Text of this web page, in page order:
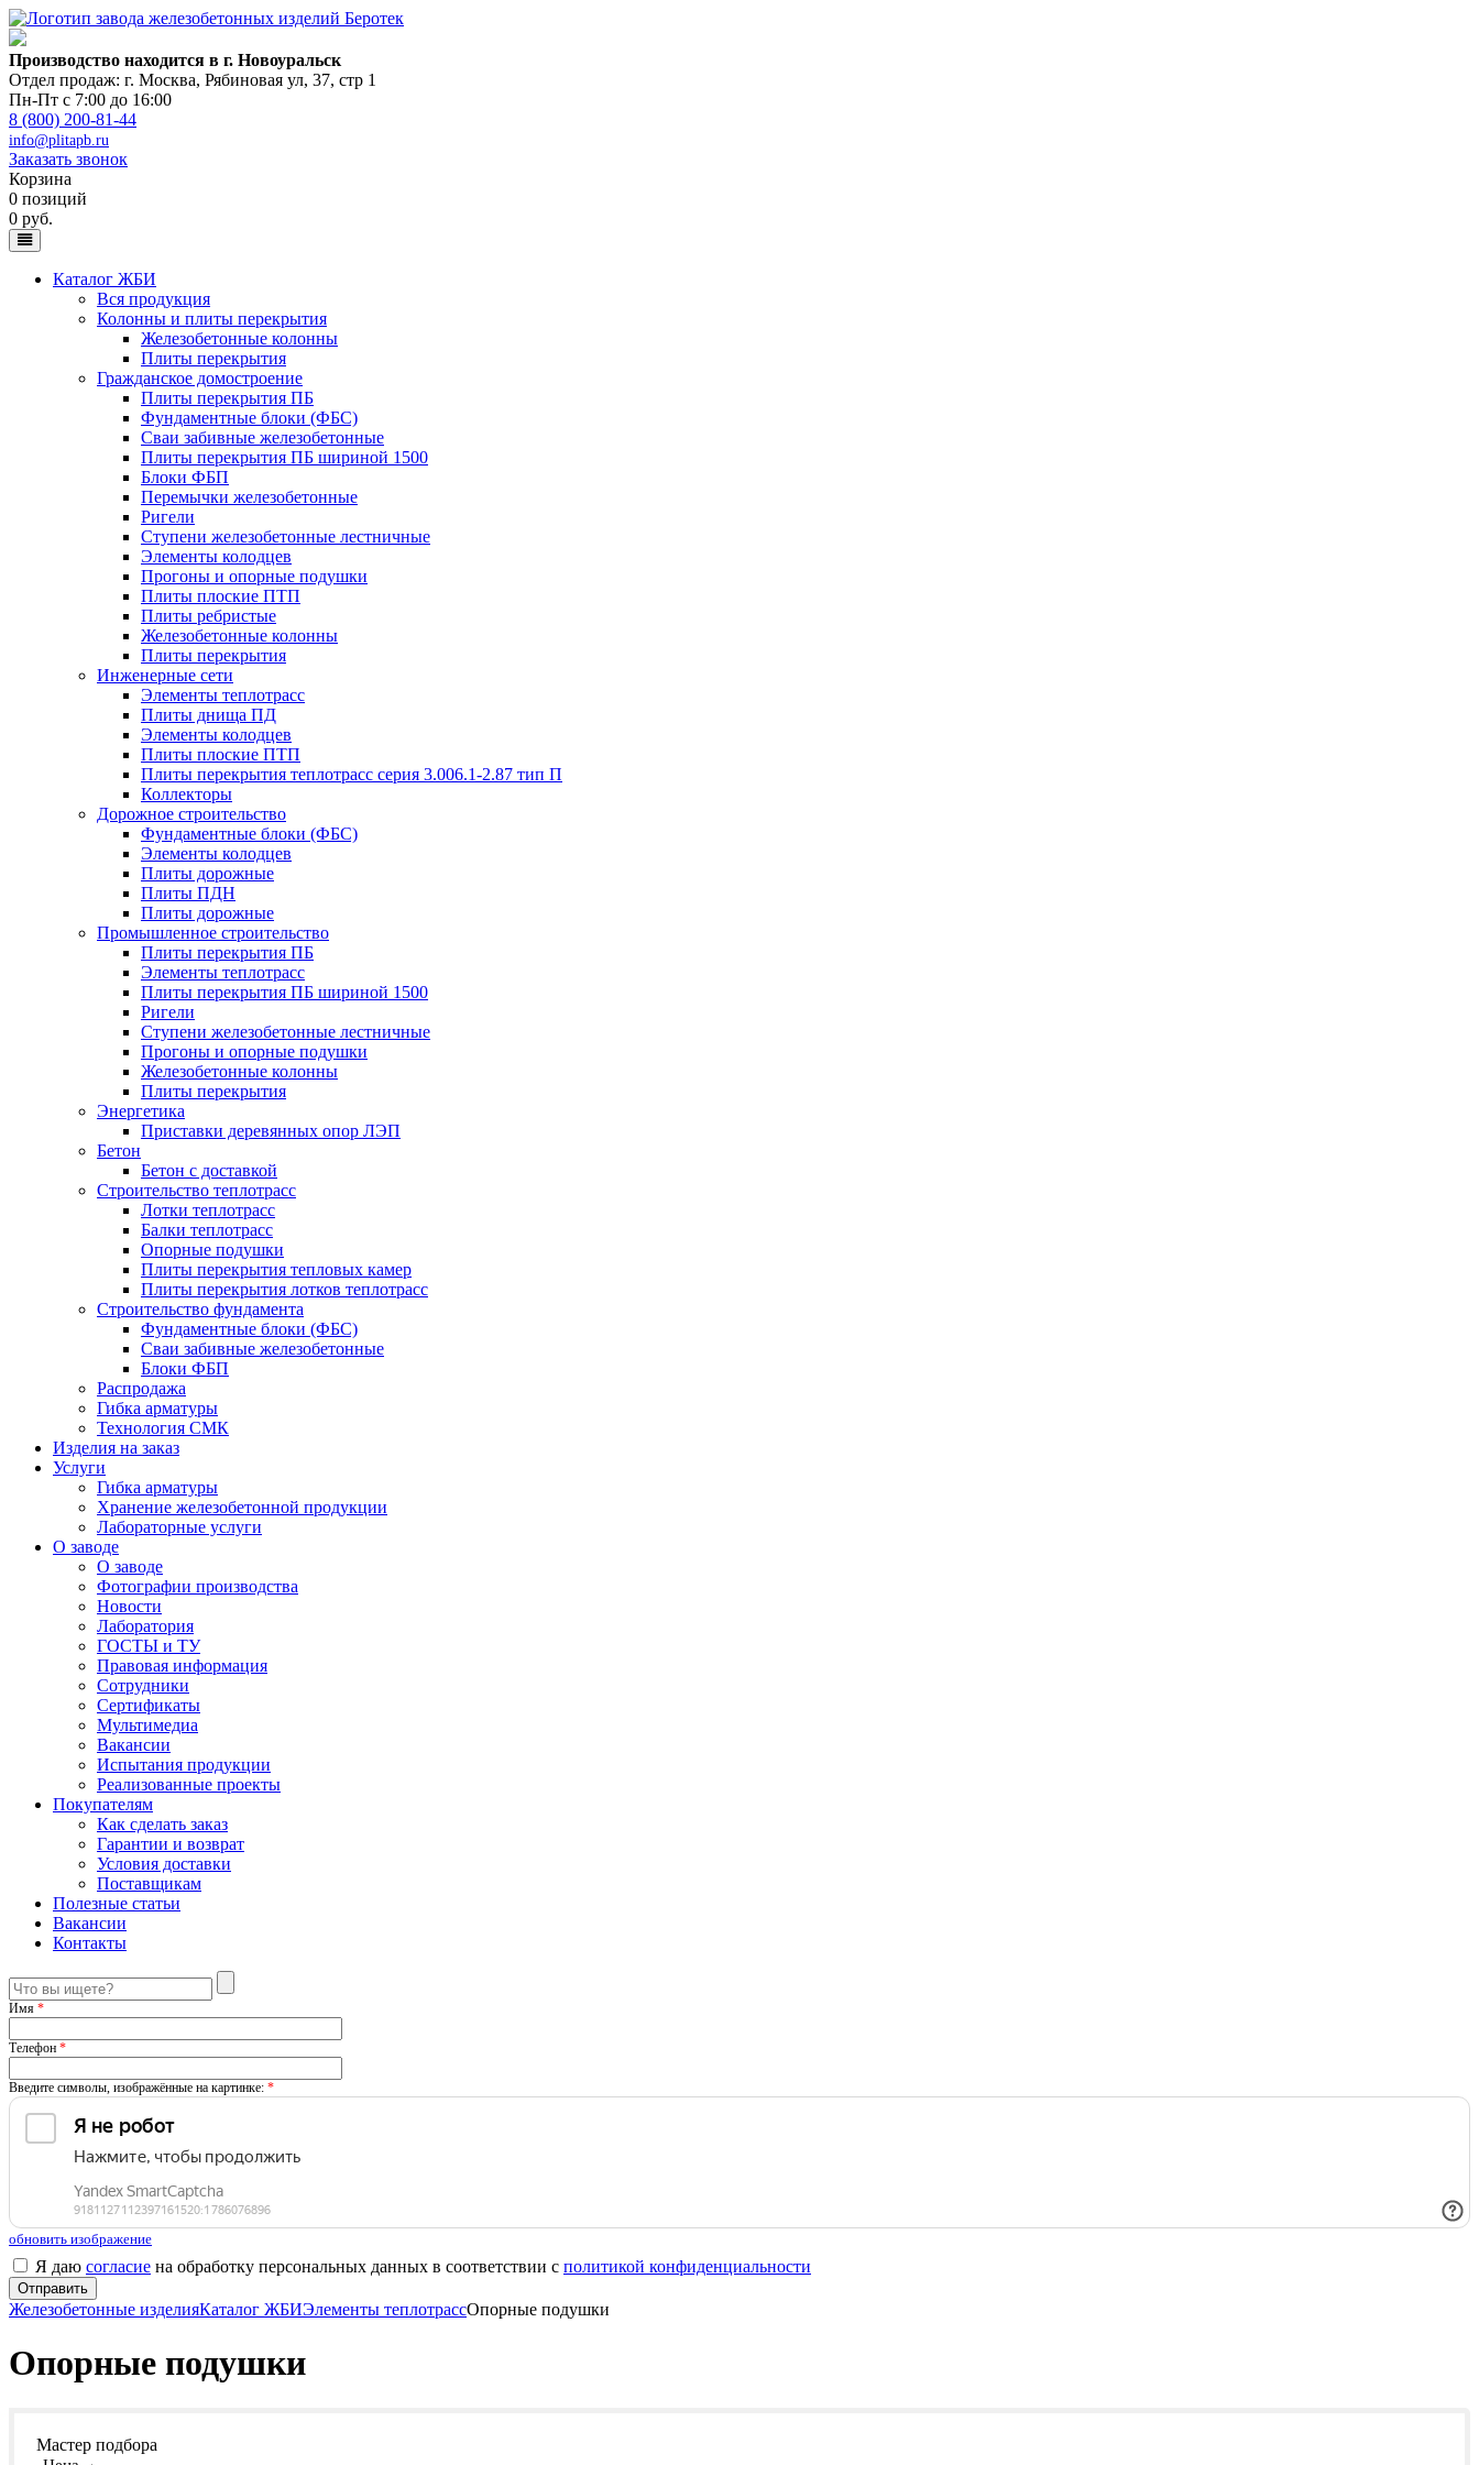
Производство находится в г. Новоуральск
Отдел продаж: г. Москва, Рябиновая ул, 37, стр 1
Пн-Пт с 7:00 до 16:00
8 (800) 200-81-44
info@plitapb.ru
Заказать звонок
Корзина
0 позиций
0 руб.
Каталог ЖБИ
Вся продукция
Колонны и плиты перекрытия
Железобетонные колонны
Плиты перекрытия
Гражданское домостроение
Плиты перекрытия ПБ
Фундаментные блоки (ФБС)
Сваи забивные железобетонные
Плиты перекрытия ПБ шириной 1500
Блоки ФБП
Перемычки железобетонные
Ригели
Ступени железобетонные лестничные
Элементы колодцев
Прогоны и опорные подушки
Плиты плоские ПТП
Плиты ребристые
Железобетонные колонны
Плиты перекрытия
Инженерные сети
Элементы теплотрасс
Плиты днища ПД
Элементы колодцев
Плиты плоские ПТП
Плиты перекрытия теплотрасс серия 3.006.1-2.87 тип П
Коллекторы
Дорожное строительство
Фундаментные блоки (ФБС)
Элементы колодцев
Плиты дорожные
Плиты ПДН
Плиты дорожные
Промышленное строительство
Плиты перекрытия ПБ
Элементы теплотрасс
Плиты перекрытия ПБ шириной 1500
Ригели
Ступени железобетонные лестничные
Прогоны и опорные подушки
Железобетонные колонны
Плиты перекрытия
Энергетика
Приставки деревянных опор ЛЭП
Бетон
Бетон с доставкой
Строительство теплотрасс
Лотки теплотрасс
Балки теплотрасс
Опорные подушки
Плиты перекрытия тепловых камер
Плиты перекрытия лотков теплотрасс
Строительство фундамента
Фундаментные блоки (ФБС)
Сваи забивные железобетонные
Блоки ФБП
Распродажа
Гибка арматуры
Технология СМК
Изделия на заказ
Услуги
Гибка арматуры
Хранение железобетонной продукции
Лабораторные услуги
О заводе
О заводе
Фотографии производства
Новости
Лаборатория
ГОСТЫ и ТУ
Правовая информация
Сотрудники
Сертификаты
Мультимедиа
Вакансии
Испытания продукции
Реализованные проекты
Покупателям
Как сделать заказ
Гарантии и возврат
Условия доставки
Поставщикам
Полезные статьи
Вакансии
Контакты
Имя *
Телефон *
Введите символы, изображённые на картинке: *
обновить изображение
Я даю согласие на обработку персональных данных в соответствии с политикой конфиденциальности
Железобетонные изделияКаталог ЖБИЭлементы теплотрассОпорные подушки
Опорные подушки
Мастер подбора